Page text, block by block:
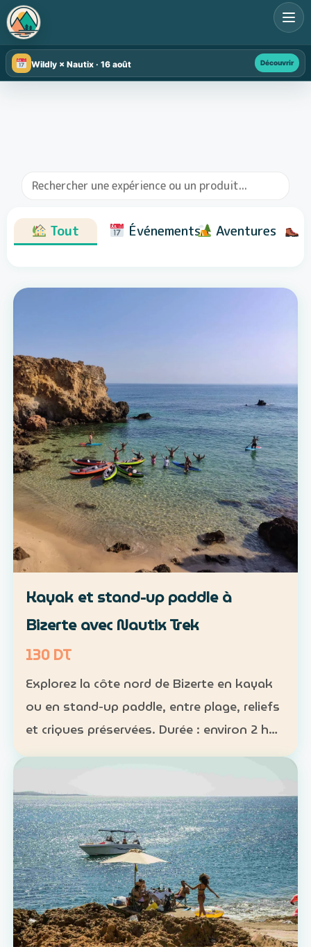
Wildly × Nautix · 16 août Découvrir
Tout Événements Aventures
Kayak et stand-up paddle à
Bizerte avec Nautix Trek
130 DT
Explorez la côte nord de Bizerte en kayak
ou en stand-up paddle, entre plage, reliefs
et criques préservées. Durée : environ 2 h
30 Distance : environ 5 km Niveau :
sortie …